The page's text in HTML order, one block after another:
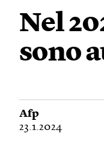
Nel
sono
Afp
23.1.2024